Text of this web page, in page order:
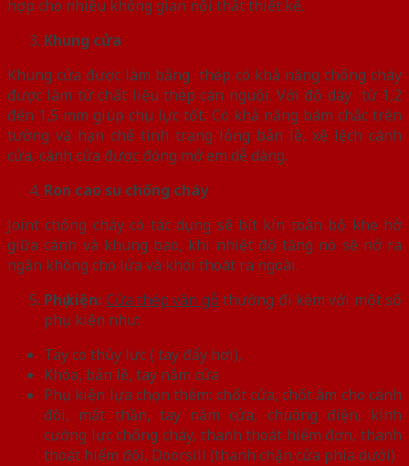
hợp cho nhiều không gian nội thất thiết kế.
Khung cửa
Khung cửa được làm bằng thép có khả năng chống cháy
được làm từ chất liệu thép cán nguội. Với độ dày từ 1,2
đến 1,5 mm giúp chịu lực tốt. Có khả năng bám chắc trên
tường và hạn chế tình trạng lỏng bản lề, xệ lệch cánh
cửa, cánh cửa được đóng mở em dễ dàng.
Ron cao su chống cháy
Joint chống cháy có tác dụng sẽ bít kín toàn bộ khe hở
giữa cánh và khung bao, khi nhiệt độ tăng nó sẽ nở ra
ngăn không cho lửa và khói thoát ra ngoài.
Phụ kiện: Cửa thép vân gỗ thường đi kèm với một số
phụ kiện như:
Tay co thủy lực ( tay đẩy hơi),
Khóa, bản lề, tay nắm cửa
Phụ kiện lựa chọn thêm: chốt cửa, chốt âm cho cánh
đôi, mắt thần, tay nắm cửa, chuông điện, kính
cường lực chống cháy, thanh thoát hiểm đơn, thanh
thoát hiểm đôi, Doorsill (thanh chặn cửa phía dưới)